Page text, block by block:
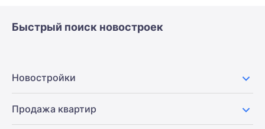
Быстрый поиск новостроек
Новостройки
Продажа квартир